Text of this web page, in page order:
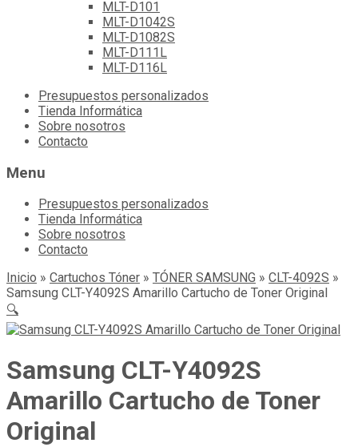
MLT-D101
MLT-D1042S
MLT-D1082S
MLT-D111L
MLT-D116L
Skip
content
Presupuestos personalizados
Tienda Informática
Sobre nosotros
Contacto
Menu
Presupuestos personalizados
Tienda Informática
Sobre nosotros
Contacto
Inicio » Cartuchos Tóner » TÓNER SAMSUNG » CLT-4092S »
Samsung CLT-Y4092S Amarillo Cartucho de Toner Original
🔍
Samsung CLT-Y4092S
Amarillo Cartucho de Toner
Original